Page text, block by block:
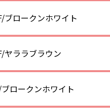
ブロークンホワイト
ヤララブラウン
ロークンホワイト